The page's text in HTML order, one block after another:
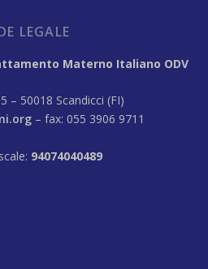
LEGALE
Materno Italiano ODV
– 50018 Scandicci (FI)
– fax: 055 3906 9711
94074040489